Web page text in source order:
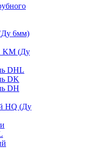
6мм)
KM (Ду
DHL
DK
DH
HQ (Ду